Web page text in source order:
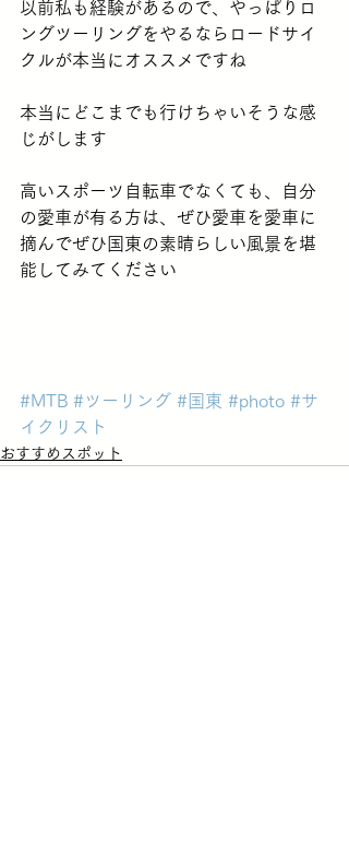
以前私も経験があるので、やっぱりロ
ングツーリングをやるならロードサイ
クルが本当にオススメですね
本当にどこまでも行けちゃいそうな感
じがします
高いスポーツ自転車でなくても、自分
の愛車が有る方は、ぜひ愛車を愛車に
摘んでぜひ国東の素晴らしい風景を堪
能してみてください
#MTB #ツーリング #国東 #photo #サ
イクリスト
おすすめスポット